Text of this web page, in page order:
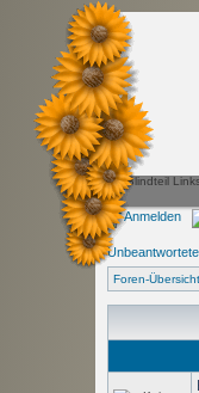
Anmelden
Foren-Übersicht